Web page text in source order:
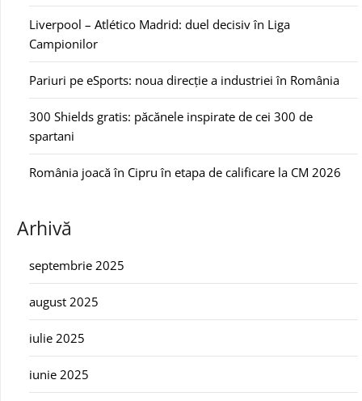
Liverpool – Atlético Madrid: duel decisiv în Liga
Campionilor
Pariuri pe eSports: noua direcție a industriei în România
300 Shields gratis: păcănele inspirate de cei 300 de
spartani
România joacă în Cipru în etapa de calificare la CM 2026
Arhivă
septembrie 2025
august 2025
iulie 2025
iunie 2025